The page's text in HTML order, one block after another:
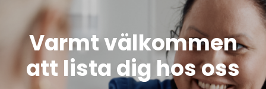
Varmt välkommen
att lista dig hos oss